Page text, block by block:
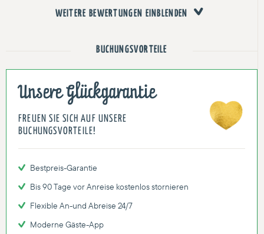
WEITERE BEWERTUNGEN EINBLENDEN
BUCHUNGSVORTEILE
Unsere Glückgarantie
FREUEN SIE SICH AUF UNSERE
BUCHUNGSVORTEILE!
Bestpreis-Garantie
Bis 90 Tage vor Anreise kostenlos stornieren
Flexible An-und Abreise 24/7
Moderne Gäste-App